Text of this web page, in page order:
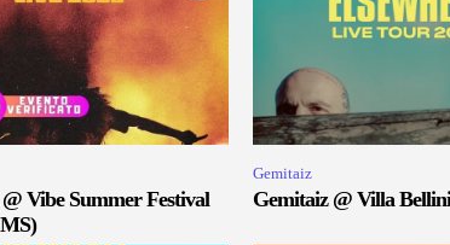
Vibe Summer Festival
Gemitaiz
Gemitaiz @ Villa